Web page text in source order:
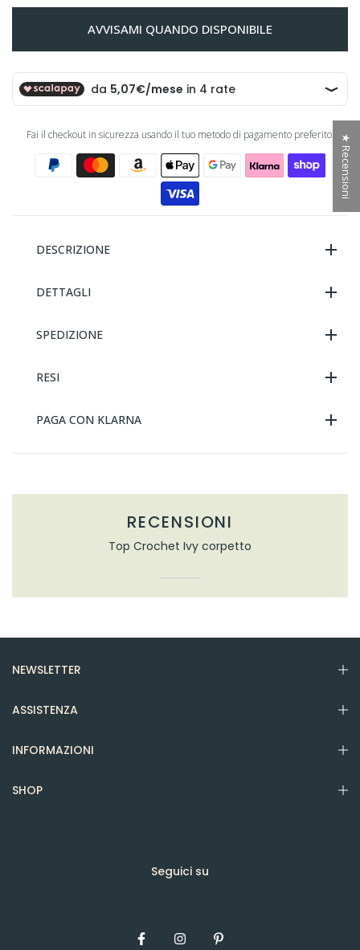
AVVISAMI QUANDO DISPONIBILE
Fai il checkout in sicurezza usando il tuo metodo di pagamento preferito:
DESCRIZIONE
DETTAGLI
SPEDIZIONE
RESI
PAGA CON KLARNA
RECENSIONI
Top Crochet Ivy corpetto
NEWSLETTER
ASSISTENZA
INFORMAZIONI
SHOP
Seguici su
★ Recensioni